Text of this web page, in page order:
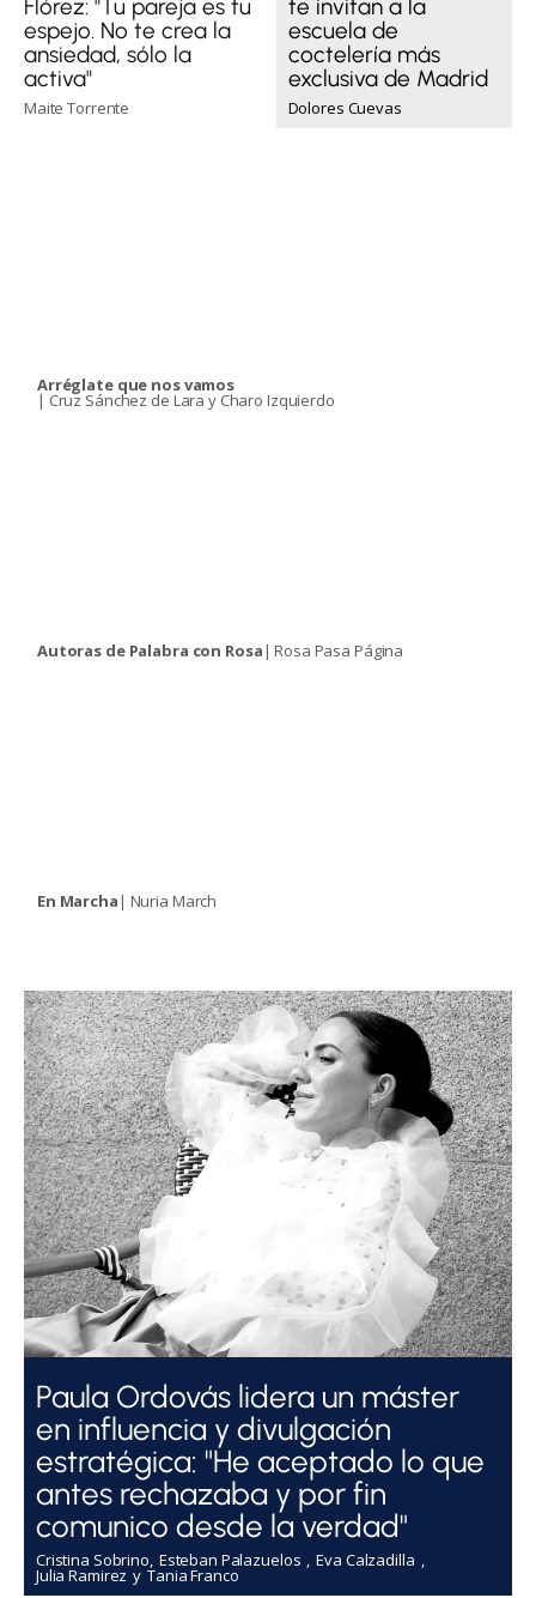
Flórez: "Tu pareja es tu
espejo. No te crea la
ansiedad, sólo la
activa"
Maite Torrente
te invitan a la
escuela de
coctelería más
exclusiva de Madrid
Dolores Cuevas
Arréglate que nos vamos
| Cruz Sánchez de Lara y Charo Izquierdo
Autoras de Palabra con Rosa| Rosa Pasa Página
En Marcha| Nuria March
Paula Ordovás lidera un máster
en influencia y divulgación
estratégica: "He aceptado lo que
antes rechazaba y por fin
comunico desde la verdad"
Cristina Sobrino Esteban Palazuelos Eva Calzadilla
Julia Ramirez Tania Franco